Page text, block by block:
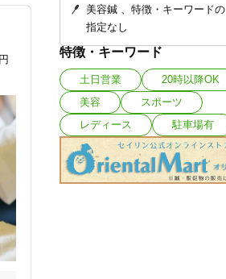
美容鍼
特徴・キーワードの
指定なし
特徴・キーワード
土日営業
20時以降OK
美容
スポーツ
レディース
駐車場有